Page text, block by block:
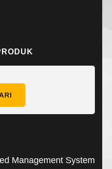
Management System